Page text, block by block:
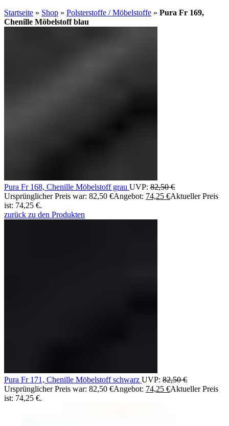
Startseite » Shop » Polsterstoffe / Möbelstoffe » Pura Fr 169,
Chenille Möbelstoff blau
Pura Fr 168, Chenille Möbelstoff grau UVP: 82,50€
Ursprünglicher Preis war: 82,50 €Angebot: 74,25 €Aktueller Preis
ist: 74,25 €.
zurück zu den Produkten
Pura Fr 171, Chenille Möbelstoff schwarz UVP: 82,50€
Ursprünglicher Preis war: 82,50 €Angebot: 74,25 €Aktueller Preis
ist: 74,25 €.